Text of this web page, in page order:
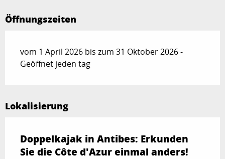
Öffnungszeiten
vom 1 April 2026 bis zum 31 Oktober 2026 -
Geöffnet jeden tag
Lokalisierung
Doppelkajak in Antibes: Erkunden
Sie die Côte d'Azur einmal anders!